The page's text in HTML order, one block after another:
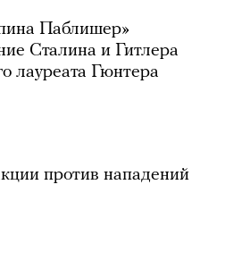
Паблишер»
Сталина и Гитлера
лауреата Гюнтера
против нападений